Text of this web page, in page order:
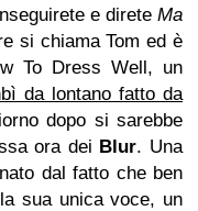
e direte Ma
si chiama Tom ed è
To Dress Well, un
da lontano fatto da
dopo si sarebbe
ora dei Blur. Una
dal fatto che ben
sua unica voce, un